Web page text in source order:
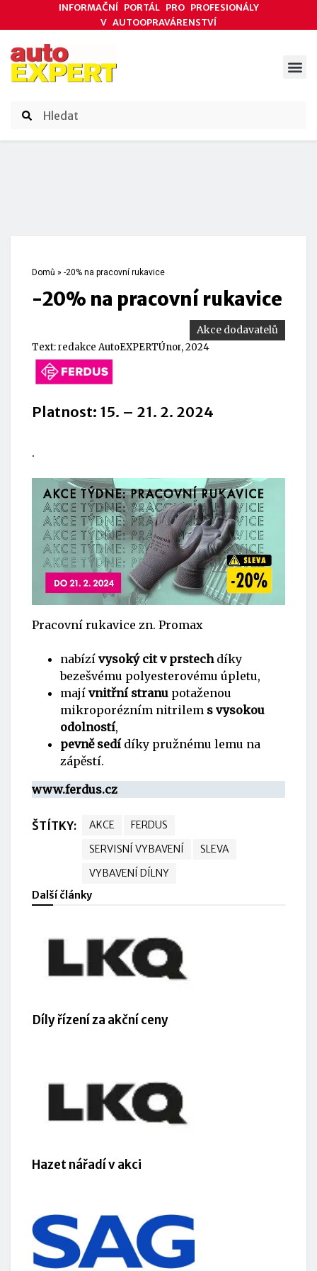
INFORMAČNÍ PORTÁL PRO PROFESIONÁLY
V AUTOOPRAVÁRENSTVÍ
Domů » -20% na pracovní rukavice
-20% na pracovní rukavice
Akce dodavatelů
Text:redakce AutoEXPERTÚnor, 2024
Platnost: 15. – 21. 2. 2024
.
Pracovní rukavice zn. Promax
nabízí vysoký cit v prstech díky
bezešvému polyesterovému úpletu,
mají vnitřní stranu potaženou
mikroporézním nitrilem s vysokou
odolností,
pevně sedí díky pružnému lemu na
zápěstí.
www.ferdus.cz
ŠTÍTKY: AKCE
FERDUS
SERVISNÍ VYBAVENÍ
SLEVA
VYBAVENÍ DÍLNY
Další články
Díly řízení za akční ceny
Hazet nářadí v akci